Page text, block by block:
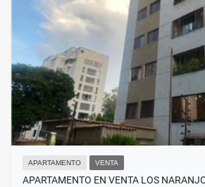
APARTAMENTO VENTA
APARTAMENTO EN VENTA LOS